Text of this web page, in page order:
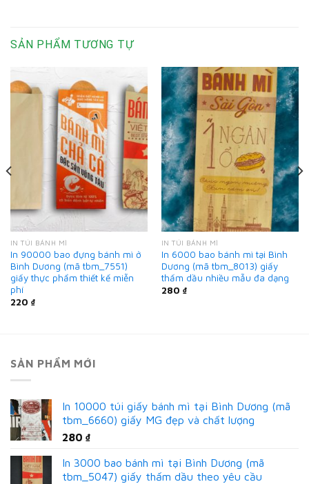
SẢN PHẨM TƯƠNG TỰ
IN TÚI BÁNH MÌ
In 90000 bao đựng bánh mì ở
Bình Dương (mã tbm_7551)
giấy thực phẩm thiết kế miễn
phí
220 ₫
IN TÚI BÁNH MÌ
In 6000 bao bánh mì tại Bình
Dương (mã tbm_8013) giấy
thấm dầu nhiều mẫu đa dạng
280 ₫
SẢN PHẨM MỚI
In 10000 túi giấy bánh mì tại Bình Dương (mã
tbm_6660) giấy MG đẹp và chất lượng
280 ₫
In 3000 bao bánh mì tại Bình Dương (mã
tbm_5047) giấy thấm dầu theo yêu cầu